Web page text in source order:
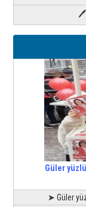
🖊
Güler
➤ Güler